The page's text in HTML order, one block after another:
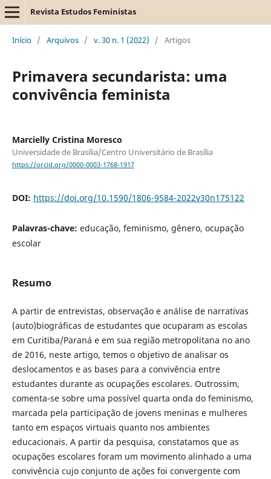
Revista Estudos Feministas
Início / Arquivos / v. 30 n. 1 (2022) / Artigos
Primavera secundarista: uma
convivência feminista
Marcielly Cristina Moresco
Universidade de Brasília/Centro Universitário de Brasília
https://orcid.org/0000-0003-1768-1917
DOI: https://doi.org/10.1590/1806-9584-2022v30n175122
Palavras-chave: educação, feminismo, gênero, ocupação
escolar
Resumo
A partir de entrevistas, observação e análise de narrativas
(auto)biográficas de estudantes que ocuparam as escolas
em Curitiba/Paraná e em sua região metropolitana no ano
de 2016, neste artigo, temos o objetivo de analisar os
deslocamentos e as bases para a convivência entre
estudantes durante as ocupações escolares. Outrossim,
comenta-se sobre uma possível quarta onda do feminismo,
marcada pela participação de jovens meninas e mulheres
tanto em espaços virtuais quanto nos ambientes
educacionais. A partir da pesquisa, constatamos que as
ocupações escolares foram um movimento alinhado a uma
convivência cujo conjunto de ações foi convergente com